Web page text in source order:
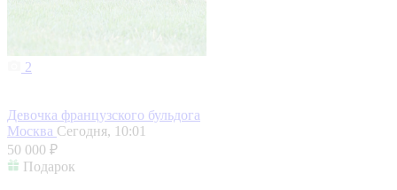
2
Девочка французского бульдога
Москва Сегодня, 10:01
50 000 ₽
Подарок